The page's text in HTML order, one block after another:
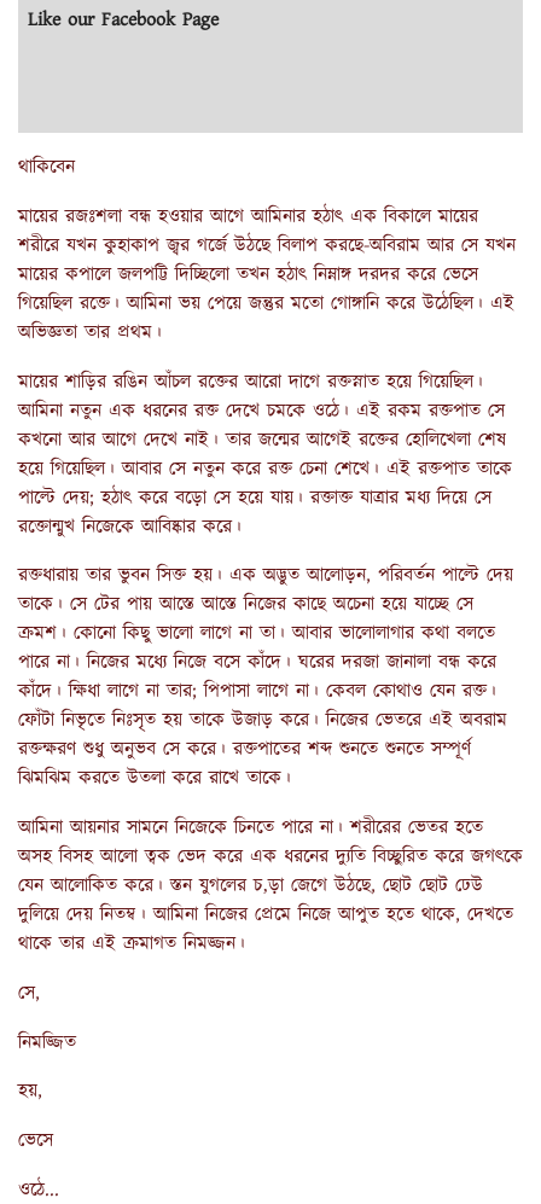
Like our Facebook Page
থাকিবেন
মায়ের রজঃশলা বন্ধ হওয়ার আগে আমিনার হঠাৎ এক বিকালে মায়ের
শরীরে যখন কুহাকাপ জ্বর গর্জে উঠছে বিলাপ করছে-অবিরাম আর সে যখন
মায়ের কপালে জলপট্টি দিচ্ছিলো তখন হঠাৎ নিম্নাঙ্গ দরদর করে ভেসে
গিয়েছিল রক্তে। আমিনা ভয় পেয়ে জন্তুর মতো গোঙ্গানি করে উঠেছিল। এই
অভিজ্ঞতা তার প্রথম।
মায়ের শাড়ির রঙিন আঁচল রক্তের আরো দাগে রক্তস্নাত হয়ে গিয়েছিল।
আমিনা নতুন এক ধরনের রক্ত দেখে চমকে ওঠে। এই রকম রক্তপাত সে
কখনো আর আগে দেখে নাই। তার জন্মের আগেই রক্তের হোলিখেলা শেষ
হয়ে গিয়েছিল। আবার সে নতুন করে রক্ত চেনা শেখে। এই রক্তপাত তাকে
পাল্টে দেয়; হঠাৎ করে বড়ো সে হয়ে যায়। রক্তাক্ত যাত্রার মধ্য দিয়ে সে
রক্তোন্মুখ নিজেকে আবিষ্কার করে।
রক্তধারায় তার ভুবন সিক্ত হয়। এক অদ্ভুত আলোড়ন, পরিবর্তন পাল্টে দেয়
তাকে। সে টের পায় আস্তে আস্তে নিজের কাছে অচেনা হয়ে যাচ্ছে সে
ক্রমশ। কোনো কিছু ভালো লাগে না তা। আবার ভালোলাগার কথা বলতে
পারে না। নিজের মধ্যে নিজে বসে কাঁদে। ঘরের দরজা জানালা বন্ধ করে
কাঁদে। ক্ষিধা লাগে না তার; পিপাসা লাগে না। কেবল কোথাও যেন রক্ত।
ফোঁটা নিভৃতে নিঃসৃত হয় তাকে উজাড় করে। নিজের ভেতরে এই অবরাম
রক্তক্ষরণ শুধু অনুভব সে করে। রক্তপাতের শব্দ শুনতে শুনতে সম্পূর্ণ
ঝিমঝিম করতে উতলা করে রাখে তাকে।
আমিনা আয়নার সামনে নিজেকে চিনতে পারে না। শরীরের ভেতর হতে
অসহ বিসহ আলো ত্বক ভেদ করে এক ধরনের দ্যুতি বিচ্ছুরিত করে জগৎকে
যেন আলোকিত করে। স্তন যুগলের চ‚ড়া জেগে উঠছে, ছোট ছোট ঢেউ
দুলিয়ে দেয় নিতম্ব। আমিনা নিজের প্রেমে নিজে আপুত হতে থাকে, দেখতে
থাকে তার এই ক্রমাগত নিমজ্জন।
সে,
নিমজ্জিত
হয়,
ভেসে
ওঠে...